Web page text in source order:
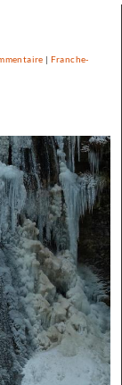
on
les
scories
de
la
crue…
| Franche-